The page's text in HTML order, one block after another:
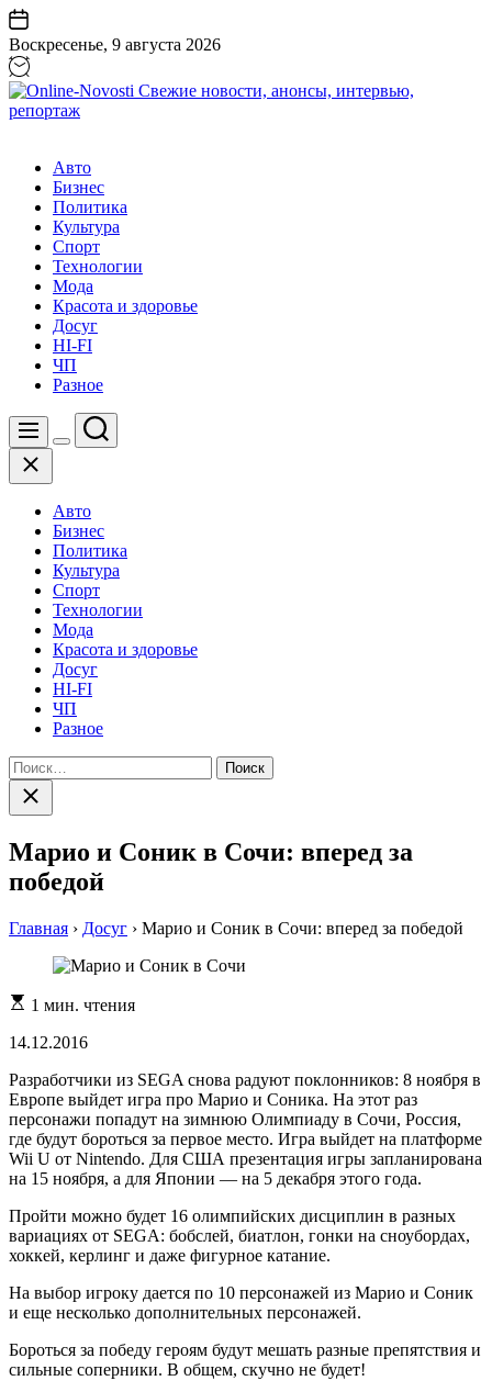
Перейти
к
содержанию
Воскресенье, 9 августа 2026
Свежие
новости,
анонсы,
интервью,
репортаж
Авто
Бизнес
Политика
Культура
Спорт
Технологии
Мода
Красота и здоровье
Досуг
HI-FI
ЧП
Разное
Меню
Цвет
Поиск
Закрыть
Авто
Бизнес
Политика
Культура
Спорт
Технологии
Мода
Красота и здоровье
Досуг
HI-FI
ЧП
Разное
Найти:
Закрыть
поиск
Марио и Соник в Сочи: вперед за
победой
Главная › Досуг › Марио и Соник в Сочи: вперед за победой
Расчетное
чтения
1 мин. чтения
14.12.2016
Разработчики из SEGA снова радуют поклонников: 8 ноября в
Европе выйдет игра про Марио и Соника. На этот раз
персонажи попадут на зимнюю Олимпиаду в Сочи, Россия,
где будут бороться за первое место. Игра выйдет на платформе
Wii U от Nintendo. Для США презентация игры запланирована
на 15 ноября, а для Японии — на 5 декабря этого года.
Пройти можно будет 16 олимпийских дисциплин в разных
вариациях от SEGA: бобслей, биатлон, гонки на сноубордах,
хоккей, керлинг и даже фигурное катание.
На выбор игроку дается по 10 персонажей из Марио и Соник
и еще несколько дополнительных персонажей.
Бороться за победу героям будут мешать разные препятствия и
сильные соперники. В общем, скучно не будет!